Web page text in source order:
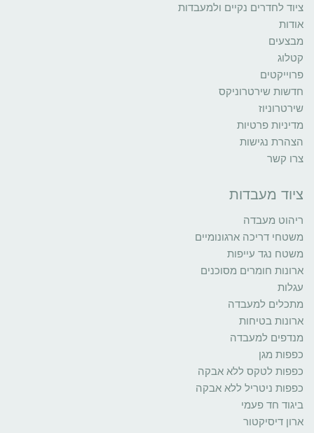
ציוד לחדרים נקיים ולמעבדות
אודות
מבצעים
קטלוג
פרוייקטים
חדשות שירטרוניקס
שירטרוניוז
מדיניות פרטיות
הצהרת נגישות
צרו קשר
ציוד מעבדות
ריהוט מעבדה
משטחי דריכה ארגונומיים
משטח נגד עייפות
ארונות חומרים מסוכנים
עגלות
מתכלים למעבדה
ארונות בטיחות
מנדפים למעבדה
כפפות מגן
כפפות לטקס ללא אבקה
כפפות ניטריל ללא אבקה
ביגוד חד פעמי
ארון דיסיקטור